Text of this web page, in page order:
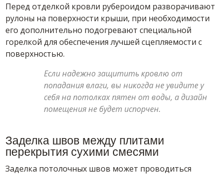
Перед отделкой кровли рубероидом разворачивают
рулоны на поверхности крыши, при необходимости
его дополнительно подогревают специальной
горелкой для обеспечения лучшей сцепляемости с
поверхностью.
Если надежно защитить кровлю от
попадания влаги, вы никогда не увидите у
себя на потолках пятен от воды, а дизайн
помещения не будет испорчен.
Заделка швов между плитами
перекрытия сухими смесями
Заделка потолочных швов может проводиться